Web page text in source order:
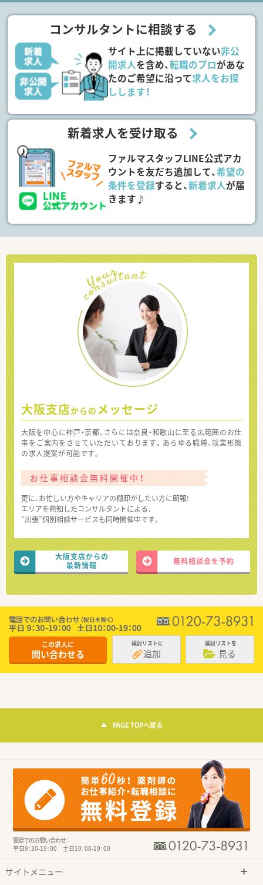
コンサルタントに相談する
サイト上に掲載していない非公
開求人を含め、転職のプロがあな
たのご希望に沿って求人をお探
しします！
新着求人を受け取る
ファルマスタッフLINE公式アカ
ウントを友だち追加して、希望の
条件を登録すると、新着求人が届
きます♪
大阪支店からの メッセージ
大阪を中心に神戸・京都、さらには奈良・和歌山に至る広範囲のお仕
事をご案内をさせていただいております。あらゆる職種、就業形態
の求人提案が可能です。
お仕事相談会無料開催中！
更に、お忙しい方やキャリアの棚卸がしたい方に朗報!
エリアを熟知したコンサルタントによる、
“出張”個別相談サービスも同時開催中です。
大阪支店からの
最新情報
無料相談会を予約
この求人に
問い合わせる
検討リストに
追加
検討リストを
見る
PAGE TOPへ戻る
電話でのお問い合わせ：
平日9：30-19：00 土日10：00-19：00
サイトメニュー